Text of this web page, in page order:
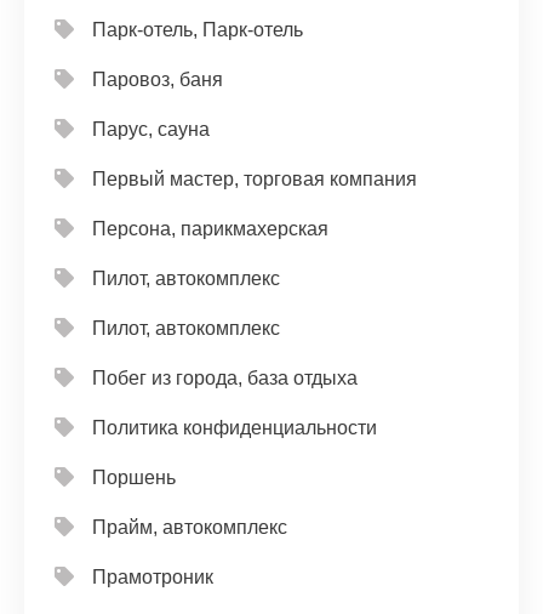
Парк-отель, Парк-отель
Паровоз, баня
Парус, сауна
Первый мастер, торговая компания
Персона, парикмахерская
Пилот, автокомплекс
Пилот, автокомплекс
Побег из города, база отдыха
Политика конфиденциальности
Поршень
Прайм, автокомплекс
Прамотроник